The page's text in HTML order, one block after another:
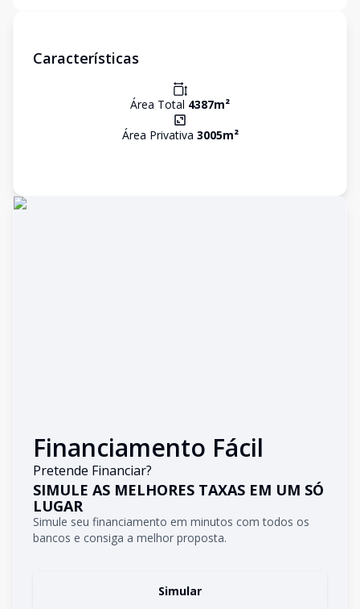
Características
Área Total 4387m²
Área Privativa 3005m²
Financiamento Fácil
Pretende Financiar?
SIMULE AS MELHORES TAXAS EM UM SÓ
LUGAR
Simule seu financiamento em minutos com todos os
bancos e consiga a melhor proposta.
Simular